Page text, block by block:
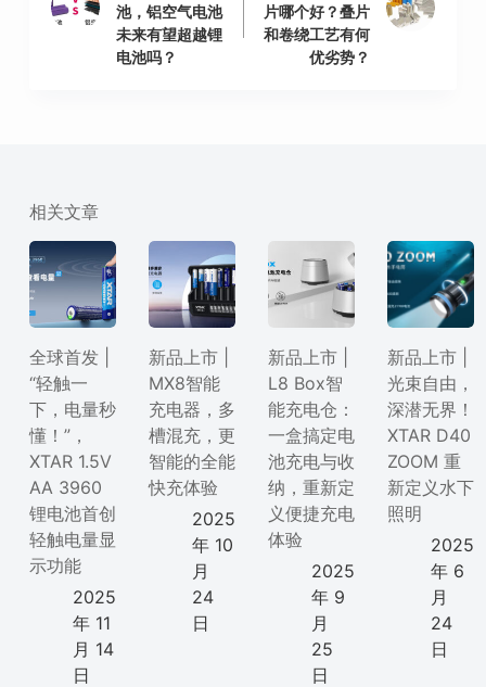
池，铝空气电池
未来有望超越锂
电池吗？
片哪个好？叠片
和卷绕工艺有何
优劣势？
相关文章
全球首发 |
“轻触一
下，电量秒
懂！”，
XTAR 1.5V
AA 3960
锂电池首创
轻触电量显
示功能
2025
年 11
月 14
日
新品上市 |
MX8智能
充电器，多
槽混充，更
智能的全能
快充体验
2025
年 10
月
24
日
新品上市 |
L8 Box智
能充电仓：
一盒搞定电
池充电与收
纳，重新定
义便捷充电
体验
2025
年 9
月
25
日
新品上市 |
光束自由，
深潜无界！
XTAR D40
ZOOM 重
新定义水下
照明
2025
年 6
月
24
日